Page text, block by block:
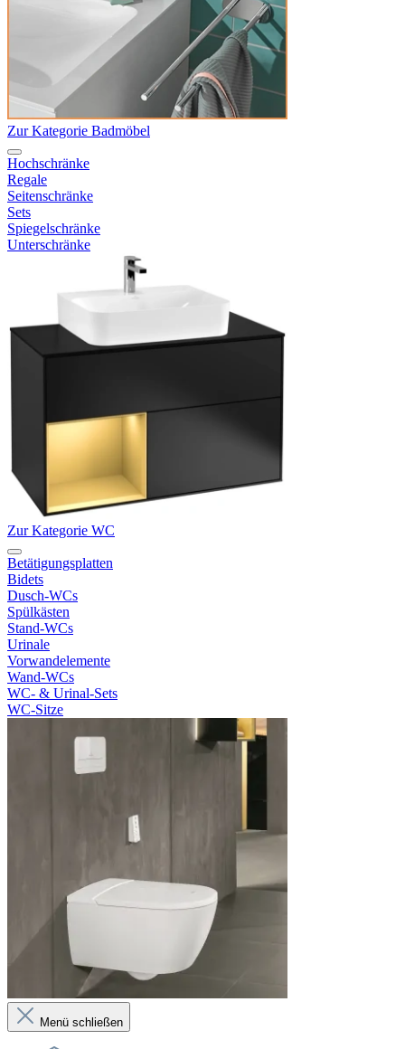
Zur Kategorie Badmöbel
Hochschränke
Regale
Seitenschränke
Sets
Spiegelschränke
Unterschränke
Zur Kategorie WC
Betätigungsplatten
Bidets
Dusch-WCs
Spülkästen
Stand-WCs
Urinale
Vorwandelemente
Wand-WCs
WC- & Urinal-Sets
WC-Sitze
Menü schließen